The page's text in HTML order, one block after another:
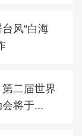
风“白海
二届世界
将于...